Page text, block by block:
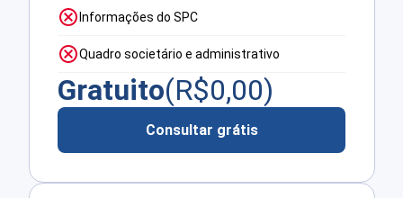
Informações do SPC
Quadro societário e administrativo
Gratuito(R$0,00)
Consultar grátis